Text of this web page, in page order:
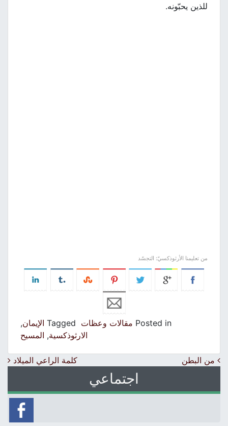
للذين يحبّونه.
من تعليمنا الأرثوذكسيّ: التجسّد
Posted in مقالات وعظات Tagged الإيمان,
الارثوذكسية,المسيح
Post navigation
من البطن كلمة الراعي الميلاد
اجتماعي